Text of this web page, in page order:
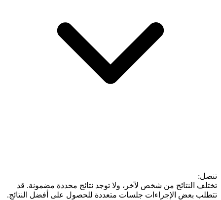
تنصل:
تختلف النتائج من شخص لآخر، ولا توجد نتائج محددة مضمونة. قد
تتطلب بعض الإجراءات جلسات متعددة للحصول على أفضل النتائج.